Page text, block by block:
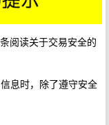
阅读关于交易安全的
息时，除了遵守安全